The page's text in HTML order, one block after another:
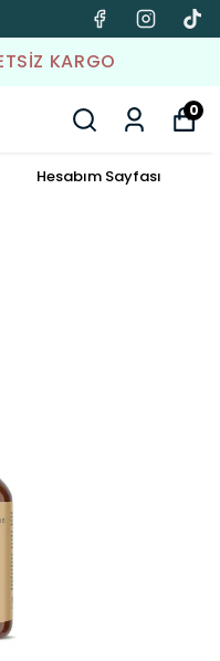
KARGO
0
Hesabım Sayfası